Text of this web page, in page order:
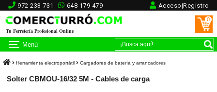
972 233 731 648 179 479 Acceso|Registro
Tu Ferretería Profesional Online
0
Menú
Herramienta electroportátil Cargadores de batería y arrancadores
Solter CBMOU-16/32 5M - Cables de carga